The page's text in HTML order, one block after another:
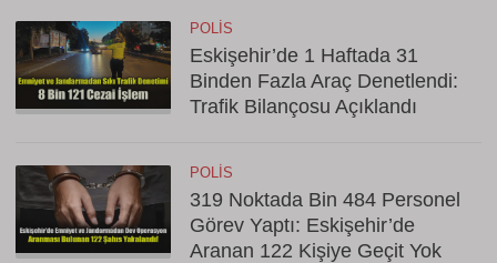
POLIS
Eskişehir’de 1 Haftada 31
Binden Fazla Araç Denetlendi:
Trafik Bilançosu Açıklandı
POLIS
319 Noktada Bin 484 Personel
Görev Yaptı: Eskişehir’de
Aranan 122 Kişiye Geçit Yok